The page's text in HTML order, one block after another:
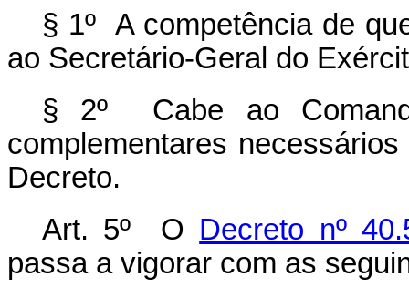
§ 1º A competência de
ao Secretário-Geral do
§ 2º Cabe ao
complementares
Decreto.
Art. 5º O Decreto nº
passa a vigorar com as